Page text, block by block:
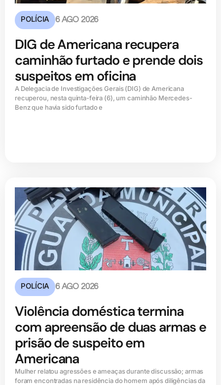
POLÍCIA 6 AGO 2026
DIG de Americana recupera
caminhão furtado e prende dois
suspeitos em oficina
A Delegacia de Investigações Gerais (DIG) de Americana
recuperou, nesta quinta-feira (6), um caminhão Mercedes-
Benz que havia sido furtado e
POLÍCIA 6 AGO 2026
Violência doméstica termina
com apreensão de duas armas e
prisão de suspeito em
Americana
Mulher relatou agressões e ameaças durante discussão; armas
foram encontradas na residência do homem após diligências da